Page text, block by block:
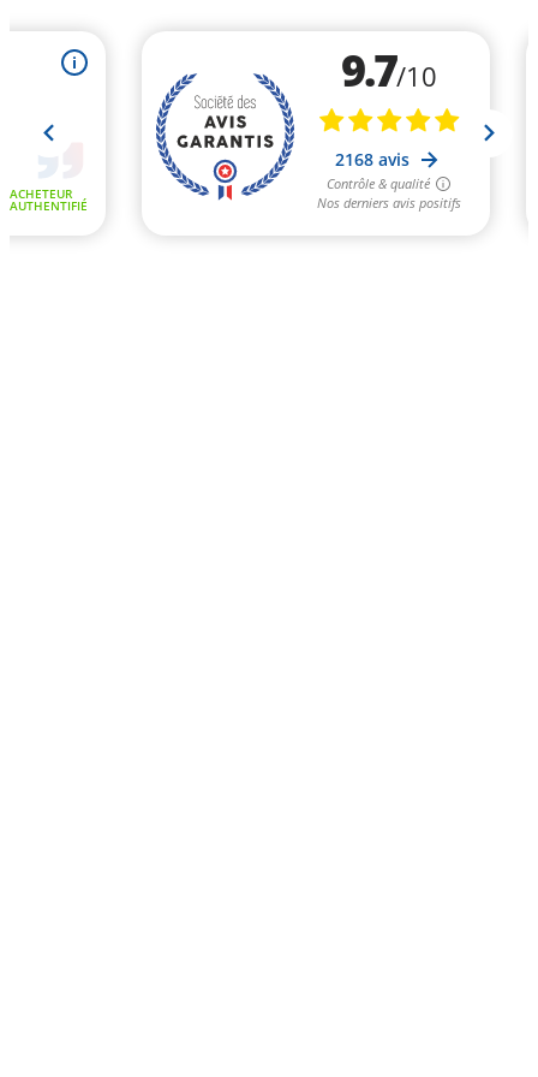
i
ACHETEUR
AUTHENTIFIÉ
9.7/10
2168 avis
Contrôle & qualité
Nos derniers avis positifs